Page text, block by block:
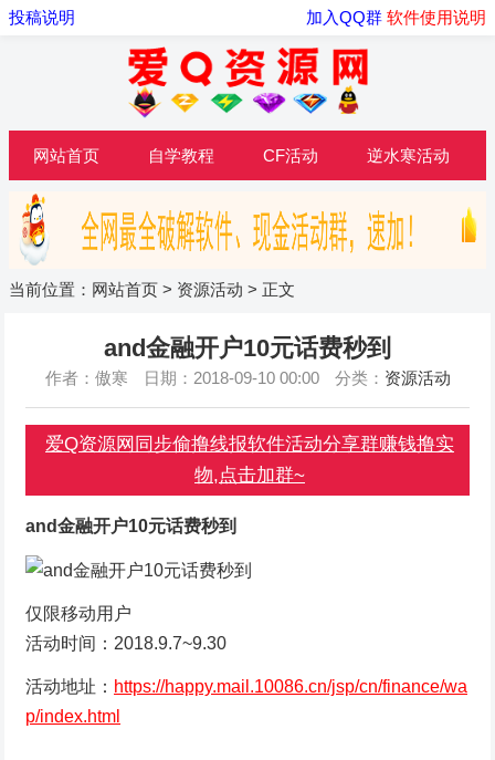
投稿说明 加入QQ群 软件使用说明
网站首页 自学教程 CF活动 逆水寒活动
当前位置： 网站首页 > 资源活动 > 正文
and金融开户10元话费秒到
作者：傲寒 日期：2018-09-10 00:00 分类： 资源活动
爱Q资源网同步偷撸线报软件活动分享群赚钱撸实
物,点击加群~
and金融开户10元话费秒到
仅限移动用户
活动时间：2018.9.7~9.30
活动地址： https://happy.mail.10086.cn/jsp/cn/finance/wa
p/index.html